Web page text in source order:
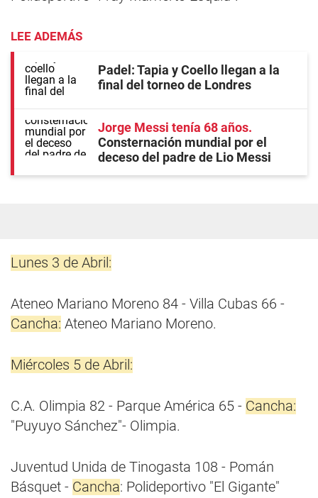
LEE ADEMÁS
Padel: Tapia y Coello llegan a la
final del torneo de Londres
Jorge Messi tenía 68 años
Consternación mundial por el
deceso del padre de Lio Messi
Lunes 3 de Abril:
Ateneo Mariano Moreno 84 - Villa Cubas 66 -
Cancha: Ateneo Mariano Moreno.
Miércoles 5 de Abril:
C.A. Olimpia 82 - Parque América 65 - Cancha:
"Puyuyo Sánchez"- Olimpia.
Juventud Unida de Tinogasta 108 - Pomán
Básquet - Cancha: Polideportivo "El Gigante"